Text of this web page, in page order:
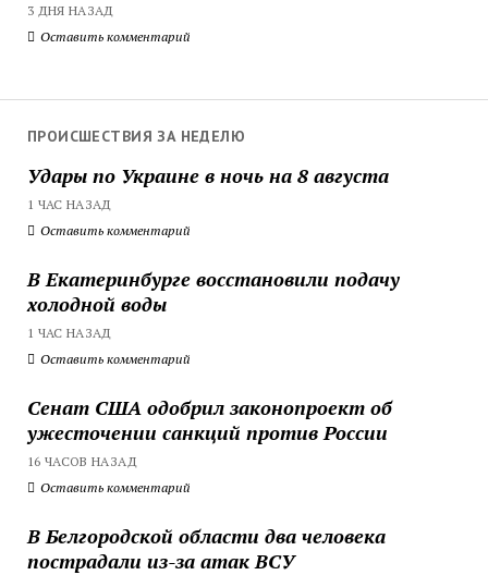
3 ДНЯ НАЗАД
Оставить комментарий
ПРОИСШЕСТВИЯ ЗА НЕДЕЛЮ
Удары по Украине в ночь на 8 августа
1 ЧАС НАЗАД
Оставить комментарий
В Екатеринбурге восстановили подачу
холодной воды
1 ЧАС НАЗАД
Оставить комментарий
Сенат США одобрил законопроект об
ужесточении санкций против России
16 ЧАСОВ НАЗАД
Оставить комментарий
В Белгородской области два человека
пострадали из-за атак ВСУ